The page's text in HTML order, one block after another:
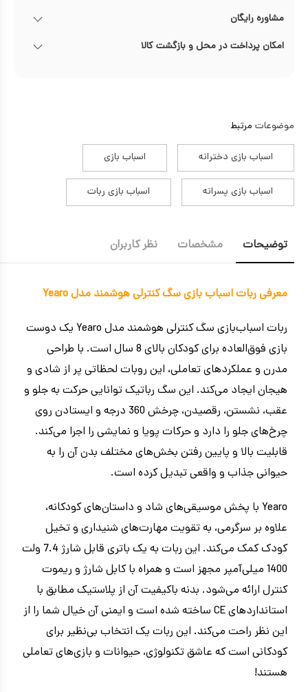
مشاوره رایگان
امکان پرداخت در محل و بازگشت کالا
موضوعات مرتبط
اسباب بازی دخترانه اسباب بازی
اسباب بازی پسرانه اسباب بازی ربات
توضیحات مشخصات نظر کاربران
معرفی ربات اسباب بازی سگ کنترلی هوشمند مدل Yearo
ربات اسباب‌بازی سگ کنترلی هوشمند مدل Yearo یک دوست
بازی فوق‌العاده برای کودکان بالای 8 سال است. با طراحی
مدرن و عملکردهای تعاملی، این روبات لحظاتی پر از شادی و
هیجان ایجاد می‌کند. این سگ رباتیک توانایی حرکت به جلو و
عقب، نشستن، رقصیدن، چرخش 360 درجه و ایستادن روی
چرخ‌های جلو را دارد و حرکات پویا و نمایشی را اجرا می‌کند.
قابلیت بالا و پایین رفتن بخش‌های مختلف بدن آن را به
حیوانی جذاب و واقعی تبدیل کرده است.
Yearo با پخش موسیقی‌های شاد و داستان‌های کودکانه،
علاوه بر سرگرمی، به تقویت مهارت‌های شنیداری و تخیل
کودک کمک می‌کند. این ربات به یک باتری قابل شارژ 7.4 ولت
1400 میلی‌آمپر مجهز است و همراه با کابل شارژ و ریموت
کنترل ارائه می‌شود. بدنه باکیفیت آن از پلاستیک مطابق با
استانداردهای CE ساخته شده است و ایمنی آن خیال شما را از
این نظر راحت می‌کند. این ربات یک انتخاب بی‌نظیر برای
کودکانی است که عاشق تکنولوژی، حیوانات و بازی‌های تعاملی
هستند!